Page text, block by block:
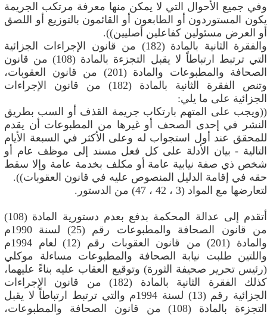
وفي جميع الأحوال التي لا يمكن منها معرفة مرتكب الجريمة
يكون المستوردون أو الطابعون أو القائمون بالتوزيع أو اللصق
أو العرض مسئولين كفاعلين أصليين)).
والفقرة الثانية بالمادة (182) من قانون الإجراءات الجزائية
التي ترتبط ارتباطاً لا يقبل التجزءة بالمادة (108) من قانون
الصحافة والمطبوعات والمادة (201) من قانون العقوبات،
وتنص الفقرة الثانية بالمادة (182) من قانون الإجراءات
الجزائية على ما يلي:
((ويجب على المتهم بارتكاب جريمة القذف أو السب بطريق
النشر في إحدى الصحف أو غيرها من المطبوعات أن يقدم
للمحقق عند أول استجواب له وعلى الأكثر في السبعة الأيام
التالية - بيان الأدلة على كل فعل مسند إلى موظف عام أو
شخص ذي صفة نيابية عامة أو مكلف بخدمة عامة وإلا سقط
حقه في إقامة الدليل المنصوص عليه في قانون العقوبات)).
لتعارضها مع المواد (3 ، 42 ، 47) من الدستور.
أتقدم إلى عدالة المحكمة بدفع بعدم دستورية المادة (108)
من قانون الصحافة والمطبوعات رقم (25) لسنة 1990م
والمادة (201) من قانون العقوبات رقم (12) لعام 1994م
واللتين طلبت نيابة الصحافة والمطبوعات مساءلة موكلي
(رئيس تحرير صحيفة الثورة) وتوقيع العقاب عليه بناءً عليهما،
كذلك الفقرة الثانية بالمادة (182) من قانون الإجراءات
الجزائية رقم (13) لسنة 1994م والتي ترتبط ارتباطاً لا يقبل
التجزءة بالمادة (108) من قانون الصحافة والمطبوعات،